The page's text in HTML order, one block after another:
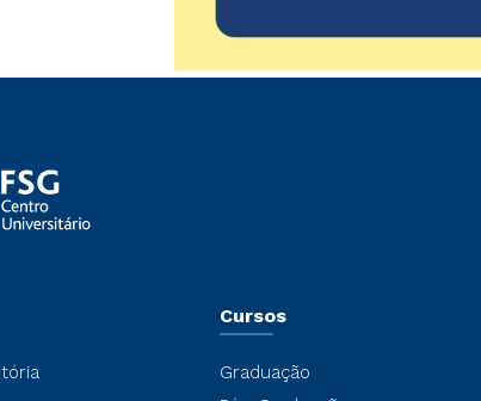
Cursos
Graduação